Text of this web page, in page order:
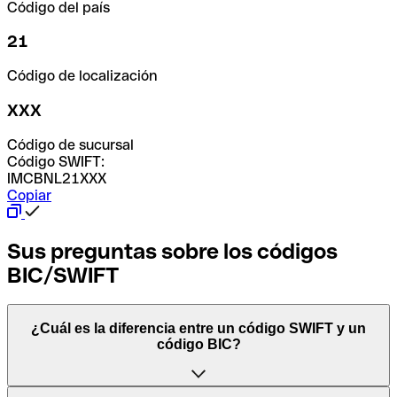
Código del país
21
Código de localización
XXX
Código de sucursal
Código SWIFT:
IMCBNL21XXX
Copiar
Sus preguntas sobre los códigos
BIC/SWIFT
¿Cuál es la diferencia entre un código SWIFT y un
código BIC?